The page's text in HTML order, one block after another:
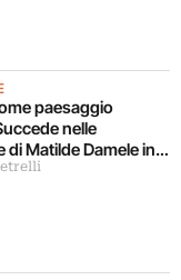
paesaggio
nelle
di Matilde Damele in